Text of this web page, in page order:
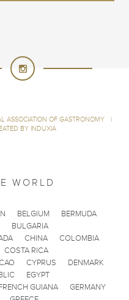
ASSOCIATION OF GASTRONOMY
|
BY INDUXIA
WORLD
BELGIUM
BERMUDA
BULGARIA
CHINA
COLOMBIA
COSTA RICA
CYPRUS
DENMARK
EGYPT
GUIANA
GERMANY